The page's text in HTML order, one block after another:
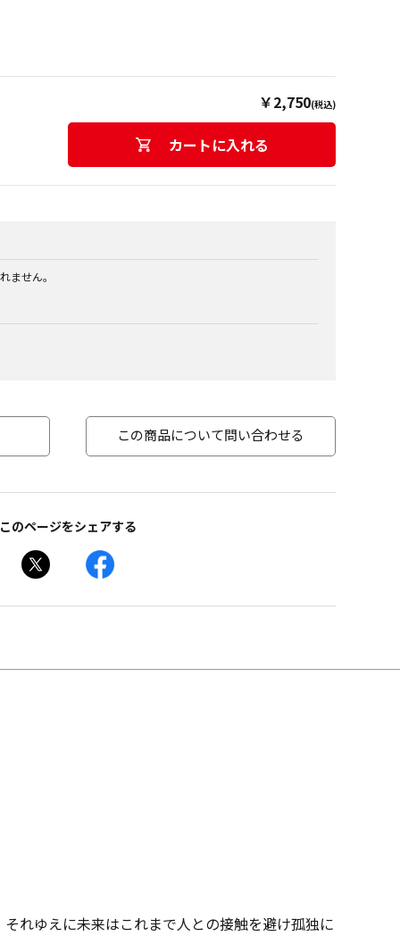
￥2,750(税込)
カートに入れる
ません。
この商品について問い合わせる
このページをシェアする
れゆえに未来はこれまで人との接触を避け孤独に